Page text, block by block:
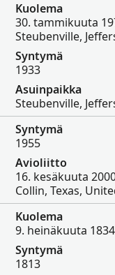
Kuolema
30. tammikuuta
Steubenville,
Syntymä
1933
Asuinpaikka
Steubenville,
Syntymä
1955
Avioliitto
16. kesäkuuta
Collin, Texas,
Kuolema
9. heinäkuuta 1834
Syntymä
1813